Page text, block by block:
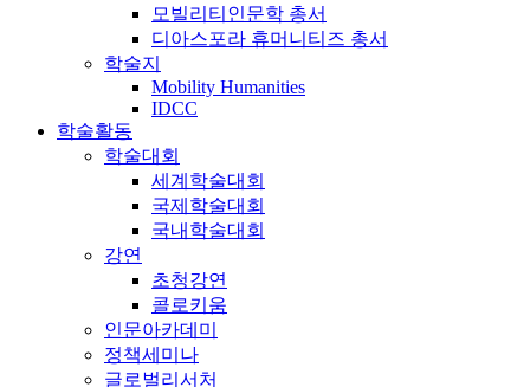
모빌리티인문학 총서
디아스포라 휴머니티즈 총서
학술지
Mobility Humanities
IDCC
학술활동
학술대회
세계학술대회
국제학술대회
국내학술대회
강연
초청강연
콜로키움
인문아카데미
정책세미나
글로벌리서처